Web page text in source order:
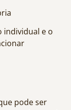
individual e o
pode ser